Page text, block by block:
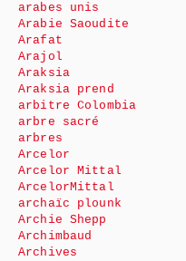
arabes unis
Arabie Saoudite
Arafat
Arajol
Araksia
Araksia prend
arbitre Colombia
arbre sacré
arbres
Arcelor
Arcelor Mittal
ArcelorMittal
archaïc plounk
Archie Shepp
Archimbaud
Archives